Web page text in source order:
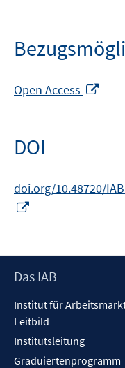
Open Access
DOI
doi.org/10.48720/
öffnen
Footer
Das IAB
Institut für
Leitbild
Institutsleitung
Graduiertenprogramm